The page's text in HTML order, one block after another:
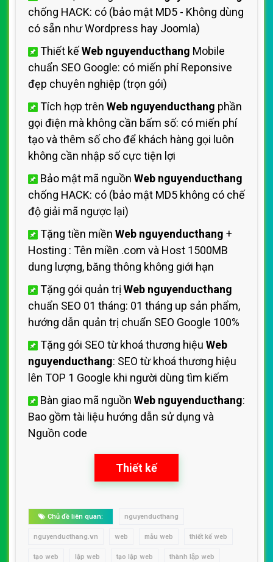
chống HACK: có (bảo mật MD5 - Không dùng
có sẵn như Wordpress hay Joomla)
Thiết kếWeb nguyenducthang Mobile
chuẩn SEO Google: có miến phíReponsive
đẹp chuyên nghiệp (trọn gói)
Tích hợp trên Web nguyenducthang phần
gọi điện mà không cần bấm số: có miến phí
tạo và thêm số chođể khách hàng gọi luôn
không cần nhập số cực tiện lợi
Bảo mật mã nguồn Web nguyenducthang
chống HACK: có (bảo mật MD5 không có chế
độ giải mã ngược lại)
Tặng tiền miền Web nguyenducthang +
Hosting : Tên miền .com và Host 1500MB
dung lượng, băng thông không giới hạn
Tặng gói quản trị Web nguyenducthang
chuẩn SEO 01 tháng: 01 tháng up sản phẩm,
hướng dẫn quản trị chuẩn SEO Google 100%
Tặng gói SEO từ khoá thương hiệu Web
nguyenducthang: SEO từ khoá thương hiệu
lên TOP 1 Google khi người dùng tìm kiếm
Bàn giao mã nguồn Web nguyenducthang:
Bao gồm tài liệu hướng dẫn sử dụng và
Nguồn code
Thiết kế
Chủ đề liên quan: nguyenducthang
nguyenducthang.vn web mẫu web thiết kế web
tạo web lập web tạo lập web thành lập web